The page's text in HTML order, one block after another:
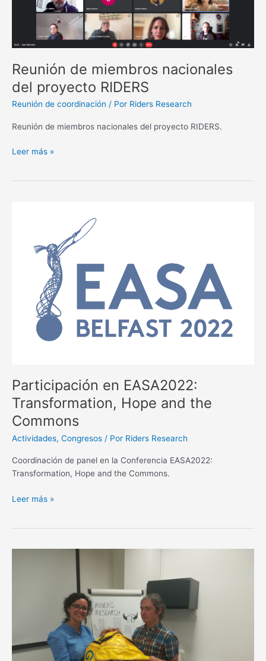
Reunión de miembros nacionales
del proyecto RIDERS
Reunión de coordinación / Por Riders Research
Reunión de miembros nacionales del proyecto RIDERS.
RIDERS
Leer más »
Participación en EASA2022:
Transformation, Hope and the
Commons
Actividades, Congresos / Por Riders Research
Coordinación de panel en la Conferencia EASA2022:
Transformation, Hope and the Commons.
Transformation,
Commons
Leer más »
La